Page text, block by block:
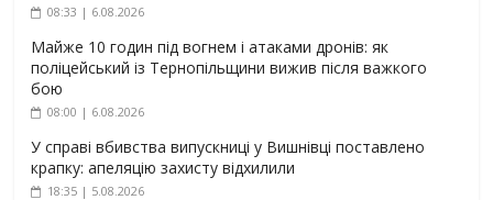
08:33 | 6.08.2026
Майже 10 годин під вогнем і атаками дронів: як
поліцейський із Тернопільщини вижив після важкого
бою
08:00 | 6.08.2026
У справі вбивства випускниці у Вишнівці поставлено
крапку: апеляцію захисту відхилили
18:35 | 5.08.2026